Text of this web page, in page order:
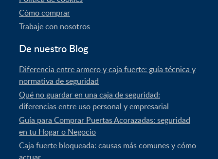
Cómo comprar
Trabaje con nosotros
De nuestro Blog
Diferencia entre armero y caja fuerte: guía técnica y
normativa de seguridad
Qué no guardar en una caja de seguridad:
diferencias entre uso personal y empresarial
Guía para Comprar Puertas Acorazadas: seguridad
en tu Hogar o Negocio
Caja fuerte bloqueada: causas más comunes y cómo